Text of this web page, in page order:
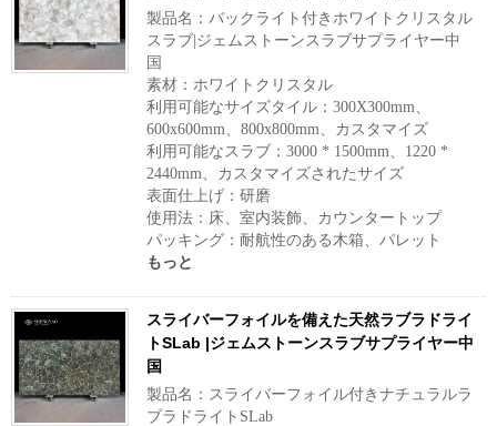
製品名：バックライト付きホワイトクリスタル
スラブ|ジェムストーンスラブサプライヤー中
国
素材：ホワイトクリスタル
利用可能なサイズタイル：300X300mm、
600x600mm、800x800mm、カスタマイズ
利用可能なスラブ：3000 * 1500mm、1220 *
2440mm、カスタマイズされたサイズ
表面仕上げ：研磨
使用法：床、室内装飾、カウンタートップ
パッキング：耐航性のある木箱、パレット
もっと
スライバーフォイルを備えた天然ラブラドライ
トSLab |ジェムストーンスラブサプライヤー中
国
製品名：スライバーフォイル付きナチュラルラ
ブラドライトSLab